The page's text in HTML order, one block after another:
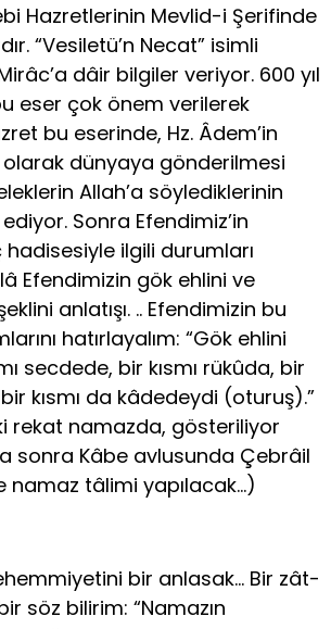
Hazretlerinin Mevlid-i Şerifinde
“Vesiletü’n Necat” isimli
dâir bilgiler veriyor. 600 yıl
eser çok önem verilerek
bu eserinde, Hz. Âdem’in
olarak dünyaya gönderilmesi
Allah’a söylediklerinin
Sonra Efendimiz’in
hadisesiyle ilgili durumları
Efendimizin gök ehlini ve
anlatışı. .. Efendimizin bu
hatırlayalım: “Gök ehlini
secdede, bir kısmı rükûda, bir
bir kısmı da kâdedeydi (oturuş).”
rekat namazda, gösteriliyor
sonra Kâbe avlusunda Çebrâil
namaz tâlimi yapılacak…)
bir anlasak… Bir zât-
söz bilirim: “Namazın